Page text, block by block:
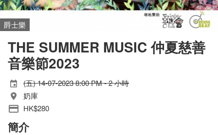
爵士樂
THE SUMMER MUSIC 仲夏慈善
音樂節2023
(五) 14-07-2023 8:00 PM - 2 小時
奶庫
HK$280
簡介